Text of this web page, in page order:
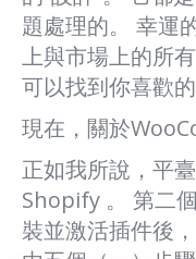
題處理的。 幸運
上與市場上的所
可以找到你喜歡
現在，關於
正如我所說，平
Shopify 。 第二
裝並激活插件後